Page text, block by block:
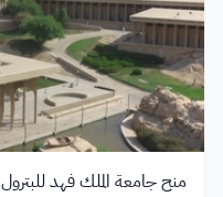
منح جامعة الملك فهد للبترول